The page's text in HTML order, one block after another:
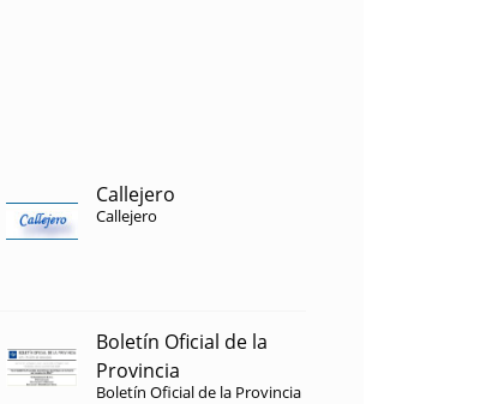
Callejero
Callejero
Boletín Oficial de la
Provincia
Boletín Oficial de la Provincia